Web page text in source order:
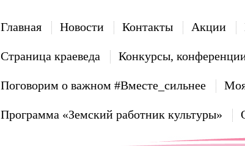
Главная Новости Контакты Акции
Страница краеведа Конкурсы,
Поговорим о важном #Вместе_сильнее
Программа «Земский работник культуры»